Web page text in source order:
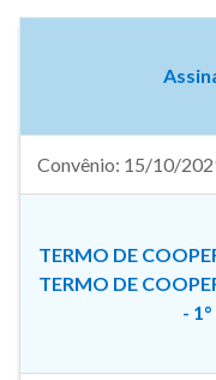
Convênio: 15/10/
TERMO DE
TERMO DE
-